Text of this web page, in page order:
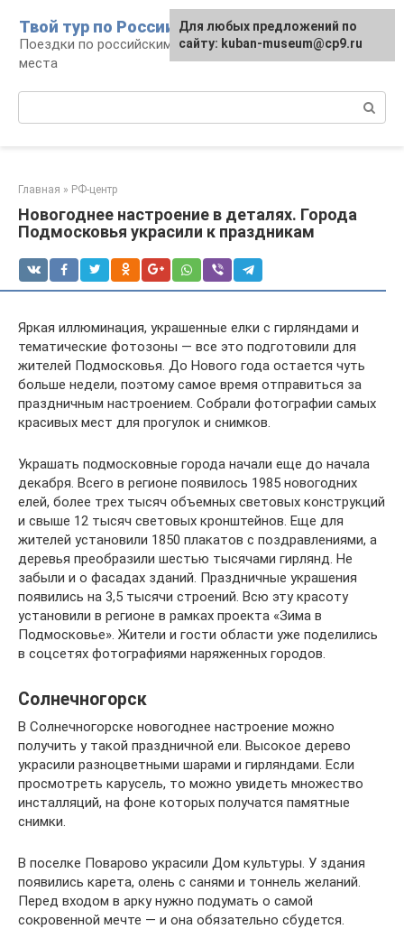
контенту
Твой тур по России
Поездки по российским городам, маршруты и
места
Главная » РФ-центр
Новогоднее настроение в деталях. Города
Подмосковья украсили к праздникам
Яркая иллюминация, украшенные елки с гирляндами и
тематические фотозоны — все это подготовили для
жителей Подмосковья. До Нового года остается чуть
больше недели, поэтому самое время отправиться за
праздничным настроением. Собрали фотографии самых
красивых мест для прогулок и снимков.
Украшать подмосковные города начали еще до начала
декабря. Всего в регионе появилось 1985 новогодних
елей, более трех тысяч объемных световых конструкций
и свыше 12 тысяч световых кронштейнов. Еще для
жителей установили 1850 плакатов с поздравлениями, а
деревья преобразили шестью тысячами гирлянд. Не
забыли и о фасадах зданий. Праздничные украшения
появились на 3,5 тысячи строений. Всю эту красоту
установили в регионе в рамках проекта «Зима в
Подмосковье». Жители и гости области уже поделились
в соцсетях фотографиями наряженных городов.
Солнечногорск
В Солнечногорске новогоднее настроение можно
получить у такой праздничной ели. Высокое дерево
украсили разноцветными шарами и гирляндами. Если
просмотреть карусель, то можно увидеть множество
инсталляций, на фоне которых получатся памятные
снимки.
В поселке Поварово украсили Дом культуры. У здания
появились карета, олень с санями и тоннель желаний.
Перед входом в арку нужно подумать о самой
сокровенной мечте — и она обязательно сбудется.
Для любых предложений по
сайту: kuban-museum@cp9.ru